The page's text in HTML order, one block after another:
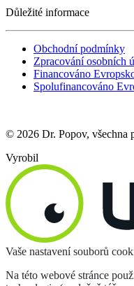
Důležité informace
Obchodní podmínky
Zpracování osobních
Financováno
Spolufinancováno
© 2026 Dr. Popov, všechna
Vyrobil
Vaše nastavení souborů
Na této webové stránce